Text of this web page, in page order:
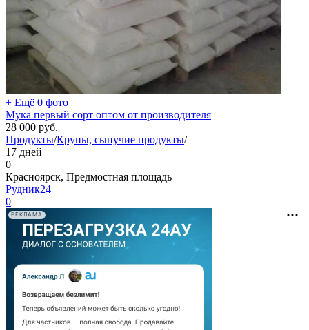
+ Ещё 0 фото
Мука первый сорт оптом от производителя
28 000 руб.
Продукты/Крупы, сыпучие продукты/
17 дней
0
Красноярск, Предмостная площадь
Рудник24
0
РЕКЛАМА